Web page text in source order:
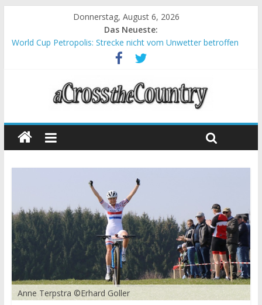
Donnerstag, August 6, 2026
Das Neueste:
World Cup Petropolis: Strecke nicht vom Unwetter betroffen
Krumbach und Obergessertshausen: Mountainbike-Bundesliga
Supercup Massi Banyoles: Siege für Carod und Richards
Halbzeit beim Andalucia Bike Race: Weltmeister Seewald führt
Chelva: Schweizer Doppelsieg beim ersten XCO-Rennen der
Anne Terpstra ©Erhard Goller